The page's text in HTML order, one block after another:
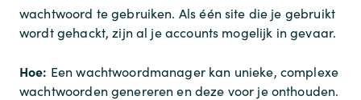
wachtwoord te gebruiken. Als één site die je gebruikt
wordt gehackt, zijn al je accounts mogelijk in gevaar.
Hoe: Een wachtwoordmanager kan unieke, complexe
wachtwoorden genereren en deze voor je onthouden.